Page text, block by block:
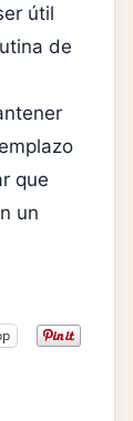
útil
de
que
un